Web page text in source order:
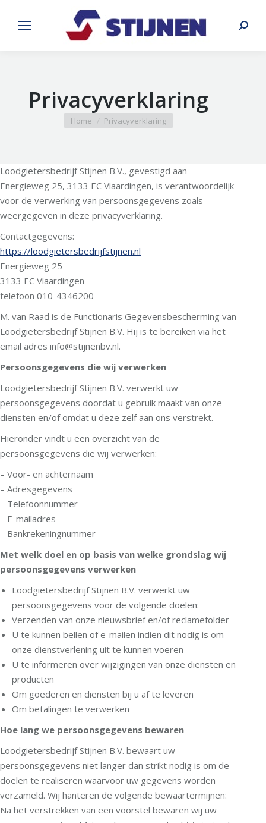
Privacyverklaring
You are here:
Home Privacyverklaring
Loodgietersbedrijf Stijnen B.V., gevestigd aan
Energieweg 25, 3133 EC Vlaardingen, is verantwoordelijk
voor de verwerking van persoonsgegevens zoals
weergegeven in deze privacyverklaring.
Contactgegevens:
https://loodgietersbedrijfstijnen.nl
Energieweg 25
3133 EC Vlaardingen
telefoon 010-4346200
M. van Raad is de Functionaris Gegevensbescherming van
Loodgietersbedrijf Stijnen B.V. Hij is te bereiken via het
email adres info@stijnenbv.nl.
Persoonsgegevens die wij verwerken
Loodgietersbedrijf Stijnen B.V. verwerkt uw
persoonsgegevens doordat u gebruik maakt van onze
diensten en/of omdat u deze zelf aan ons verstrekt.
Hieronder vindt u een overzicht van de
persoonsgegevens die wij verwerken:
– Voor- en achternaam
– Adresgegevens
– Telefoonnummer
– E-mailadres
– Bankrekeningnummer
Met welk doel en op basis van welke grondslag wij
persoonsgegevens verwerken
Loodgietersbedrijf Stijnen B.V. verwerkt uw
persoonsgegevens voor de volgende doelen:
Verzenden van onze nieuwsbrief en/of reclamefolder
U te kunnen bellen of e-mailen indien dit nodig is om
onze dienstverlening uit te kunnen voeren
U te informeren over wijzigingen van onze diensten en
producten
Om goederen en diensten bij u af te leveren
Om betalingen te verwerken
Hoe lang we persoonsgegevens bewaren
Loodgietersbedrijf Stijnen B.V. bewaart uw
persoonsgegevens niet langer dan strikt nodig is om de
doelen te realiseren waarvoor uw gegevens worden
verzameld. Wij hanteren de volgende bewaartermijnen:
Na het verstrekken van een voorstel bewaren wij uw